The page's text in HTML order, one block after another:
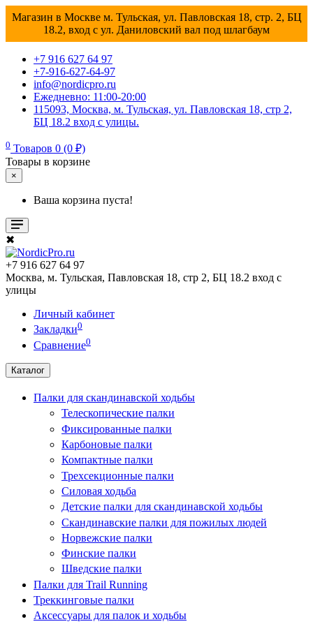
Магазин в Москве м. Тульская, ул. Павловская 18, стр. 2, БЦ
18.2, вход с ул. Даниловский вал под шлагбаум
+7 916 627 64 97
+7-916-627-64-97
info@nordicpro.ru
Ежедневно: 11:00-20:00
115093, Москва, м. Тульская, ул. Павловская 18, стр 2,
БЦ 18.2 вход с улицы.
0 Товаров 0 (0 ₽)
Товары в корзине
×
Ваша корзина пуста!
✖
+7 916 627 64 97
Москва, м. Тульская, Павловская 18, стр 2, БЦ 18.2 вход с
улицы
Личный кабинет
Закладки0
Сравнение0
Каталог
Палки для скандинавской ходьбы
Телескопические палки
Фиксированные палки
Карбоновые палки
Компактные палки
Трехсекционные палки
Силовая ходьба
Детские палки для скандинавской ходьбы
Скандинавские палки для пожилых людей
Норвежские палки
Финские палки
Шведские палки
Палки для Trail Running
Треккинговые палки
Аксессуары для палок и ходьбы